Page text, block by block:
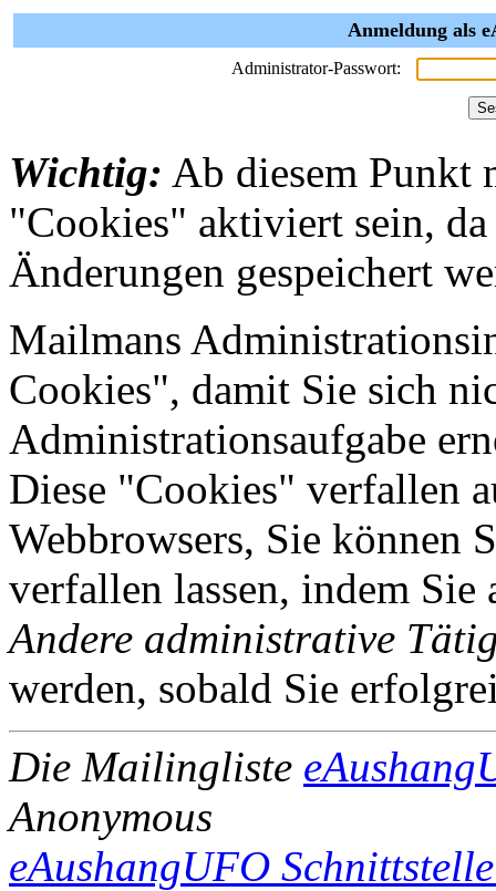
Anmeldung als
Administrator-Passwort:
Wichtig: Ab diesem Punkt
"Cookies" aktiviert sein,
Änderungen gespeichert
Mailmans
Cookies", damit Sie sich
Administrationsaufgabe
Diese "Cookies" verfallen
Webbrowsers, Sie können
verfallen lassen, indem
Andere administrative
werden, sobald Sie
Die Mailingliste
Anonymous
eAushangUFO